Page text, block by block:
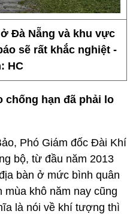
Đà Nẵng và khu vực
sẽ rất khắc nghiệt -
HC
chống hạn đã phải lo
Phó Giám đốc Đài Khí
bộ, từ đầu năm 2013
bàn ở mức bình quân
mùa khô năm nay cũng
là nói về khí tượng thì